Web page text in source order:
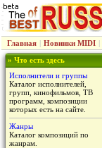
Главная | Новинки MIDI |
» Что есть здесь
Исполнители и группы
Каталог исполнителей,
групп, кинофильмов, ТВ
программ, композиции
которых есть на сайте.
Жанры
Каталог композиций по
жанрам.